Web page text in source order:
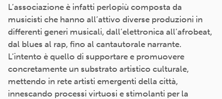
L’associazione è infatti perlopiù composta da
musicisti che hanno all’attivo diverse produzioni in
differenti generi musicali, dall’elettronica all’afrobeat,
dal blues al rap, fino al cantautorale narrante.
L’intento è quello di supportare e promuovere
concretamente un substrato artistico culturale,
mettendo in rete artisti emergenti della città,
innescando processi virtuosi e stimolanti per la